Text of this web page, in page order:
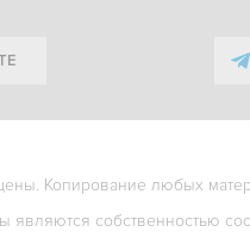
Копирование любых
являются собственностью